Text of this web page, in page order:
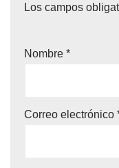
Los campos
Nombre *
Correo electrónico